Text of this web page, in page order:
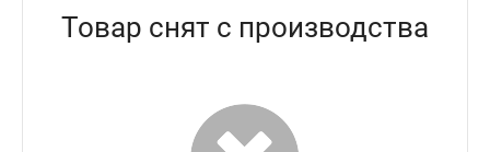
Товар снят с производства